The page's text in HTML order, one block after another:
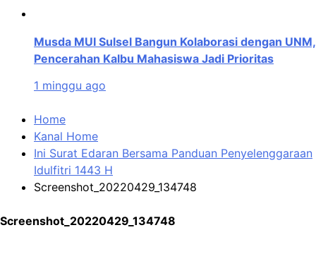
Musda MUI Sulsel Bangun Kolaborasi dengan UNM,
Pencerahan Kalbu Mahasiswa Jadi Prioritas
1 minggu ago
Home
Kanal Home
Ini Surat Edaran Bersama Panduan Penyelenggaraan
Idulfitri 1443 H
Screenshot_20220429_134748
Screenshot_20220429_134748